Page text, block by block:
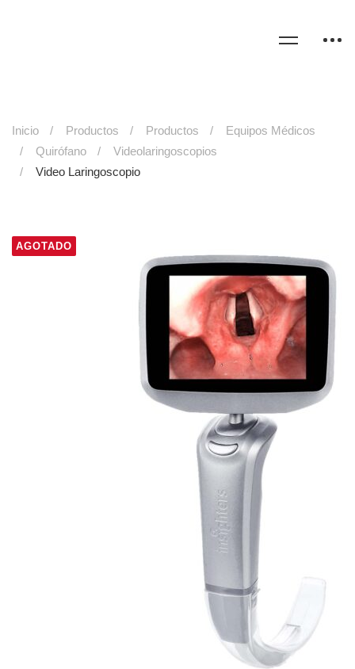
Inicio Productos Productos
Equipos Médicos
Quirófano
Videolaringoscopios
Video Laringoscopio
AGOTADO